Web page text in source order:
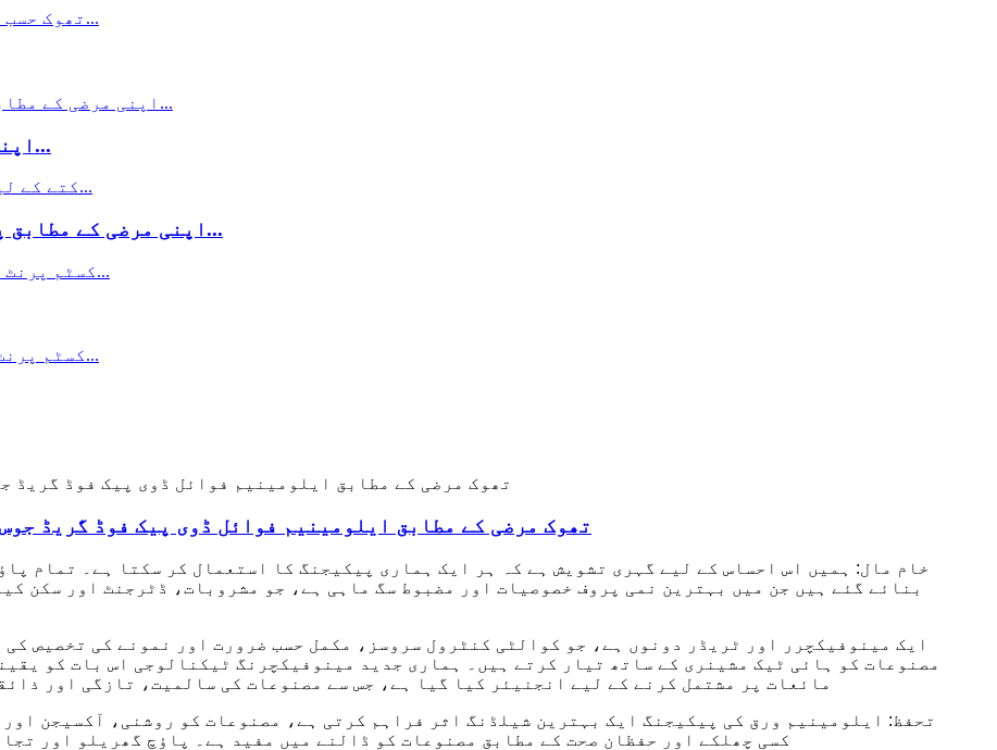
اپنی مرضی کے مطابق ایلومینیم فوائل ری...
اپنی مرضی کے مطابق پالتو جانوروں کی خوراک لچکدار سینٹ...
تھوک مرضی کے مطابق ایلومینیم فوائل ڈوی پیک فوڈ گریڈ
خام مال: ہمیں اس احساس کے لیے گہری تشویش ہے کہ ہر ایک ہماری پیکیجنگ کا استعمال کر سکتا ہے۔ تمام
بنائے گئے ہیں جن میں بہترین نمی پروف خصوصیات اور مضبوط سگ ماہی ہے، جو مشروبات، ڈٹرجنٹ اور سکن
مصنوعات کو ہائی ٹیک مشینری کے ساتھ تیار کرتے ہیں۔ ہماری جدید مینوفیکچرنگ ٹیکنالوجی اس بات کو
مائعات پر مشتمل کرنے کے لیے انجنیئر کیا گیا ہے، جس سے مصنوعات کی سالمیت، تازگی اور
تحفظ: ایلومینیم ورق کی پیکیجنگ ایک بہترین شیلڈنگ اثر فراہم کرتی ہے، مصنوعات کو روشنی، آکسیجن
کسی چھلکے اور حفظان صحت کے مطابق مصنوعات کو ڈالنے میں مفید ہے۔ پاؤچ گھریلو اور